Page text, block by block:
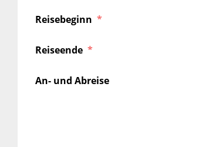
Reisebeginn
Reiseende
An- und Abreise